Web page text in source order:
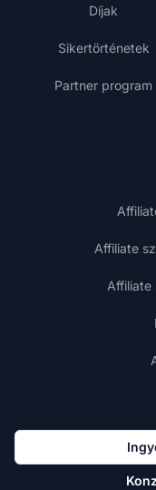
Díjak
Sikertörténetek
Partner program
Affiliate
Affiliate